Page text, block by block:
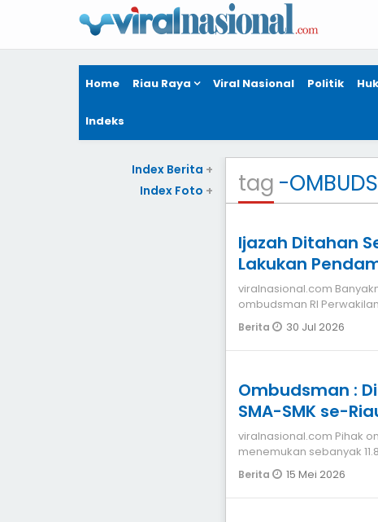
Home Riau Raya Viral Nasional Politik
Indeks
tag -
Ijazah Ditahan
Lakukan
viralnasional.com Banyaknya kasus penahanan ijazah oleh sekolah,
ombudsman RI
pengaduan bagi para
Berita 30 Jul 2026
Ombudsman :
SMA-SMK se-
Sekolah, Ini
viralnasional.com Pihak ombudsman RI Perwakilan Provinsi Riau
menemukan sebanyak
Riau belum
Berita 15 Mei 2026
Index Berita +
Index Foto +